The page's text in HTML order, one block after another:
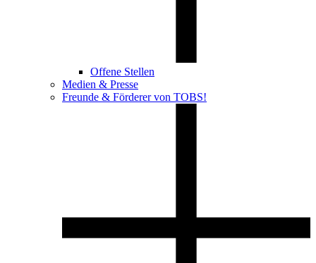
Offene Stellen
Medien & Presse
Freunde & Förderer von TOBS!